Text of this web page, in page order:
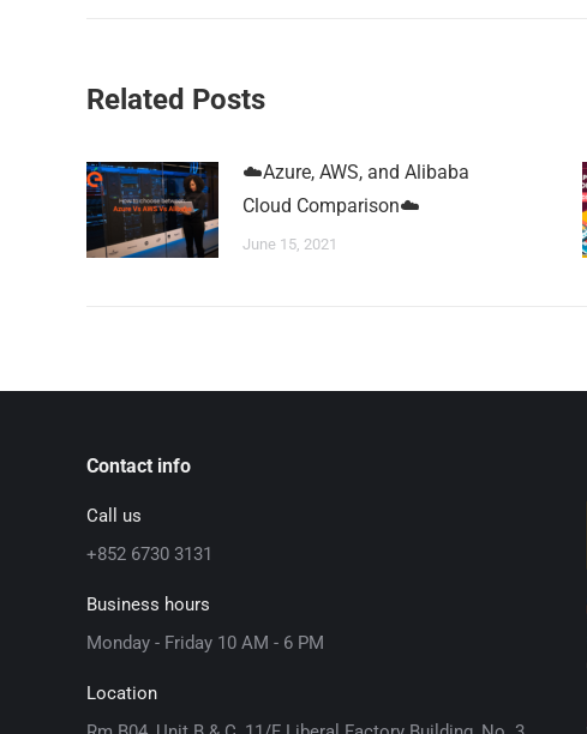
Related Posts
☁️Azure, AWS, and Alibaba
Cloud Comparison☁️
June 15, 2021
Contact info
Call us
+852 6730 3131
Business hours
Monday - Friday 10 AM - 6 PM
Location